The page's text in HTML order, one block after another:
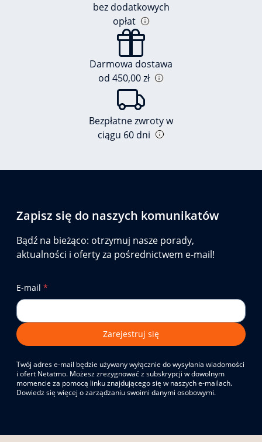
bez dodatkowych
opłat
Darmowa dostawa
od 450,00 zł
Bezpłatne zwroty w
ciągu 60 dni
Zapisz się do naszych komunikatów
Bądź na bieżąco: otrzymuj nasze porady,
aktualności i oferty za pośrednictwem e-mail!
E-mail *
Zarejestruj się
Twój adres e-mail będzie używany wyłącznie do wysyłania wiadomości
i ofert Netatmo. Możesz zrezygnować z subskrypcji w dowolnym
momencie za pomocą linku znajdującego się w naszych e-mailach.
Dowiedz się więcej o zarządzaniu swoimi danymi osobowymi.